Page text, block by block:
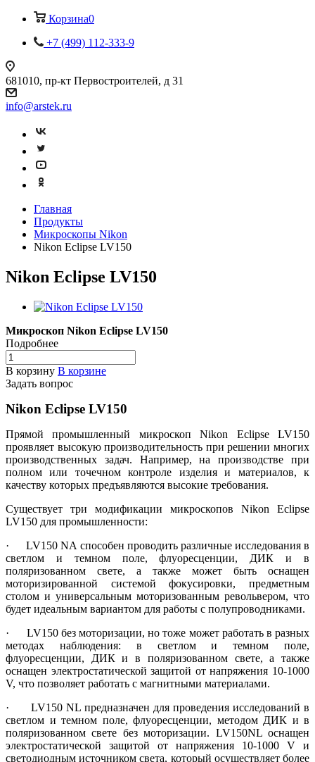
Корзина0
+7 (499) 112-333-9
681010, пр-кт Первостроителей, д 31
info@arstek.ru
Главная
Продукты
Микроскопы Nikon
Nikon Eclipse LV150
Nikon Eclipse LV150
Микроскоп Nikon Eclipse LV150
Подробнее
В корзину В корзине
Задать вопрос
Nikon Eclipse LV150
Прямой промышленный микроскоп Nikon Eclipse LV150
проявляет высокую производительность при решении многих
производственных задач. Например, на производстве при
полном или точечном контроле изделия и материалов, к
качеству которых предъявляются высокие требования.
Существует три модификации микроскопов Nikon Eclipse
LV150 для промышленности:
· LV150 NA способен проводить различные исследования в
светлом и темном поле, флуоресценции, ДИК и в
поляризованном свете, а также может быть оснащен
моторизированной системой фокусировки, предметным
столом и универсальным моторизованным револьвером, что
будет идеальным вариантом для работы с полупроводниками.
· LV150 без моторизации, но тоже может работать в разных
методах наблюдения: в светлом и темном поле,
флуоресценции, ДИК и в поляризованном свете, а также
оснащен электростатической защитой от напряжения 10-1000
V, что позволяет работать с магнитными материалами.
· LV150 NL предназначен для проведения исследований в
светлом и темном поле, флуоресценции, методом ДИК и в
поляризованном свете без моторизации. LV150NL оснащен
электростатической защитой от напряжения 10-1000 V и
светодиодным источником света, который осуществляет более